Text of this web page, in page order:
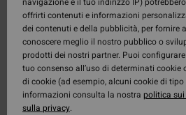
offrirti contenuti e informazioni
dei contenuti e della pubblicità, per fornire
conoscere meglio il nostro pubblico o
prodotti dei nostri partner. Puoi
tuo consenso all’uso di determinati
di cookie (ad esempio, alcuni cookie di
informazioni consulta la nostra politica
sulla privacy.